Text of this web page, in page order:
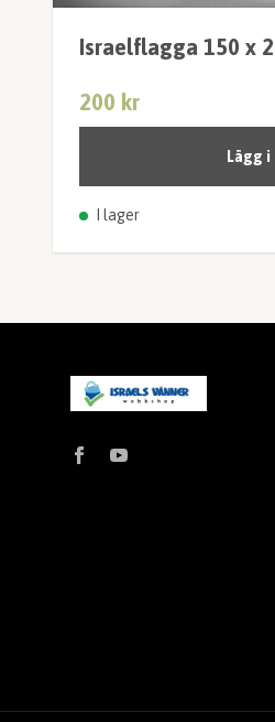
Israelflagga 150 x
200 kr
Lägg
I lager